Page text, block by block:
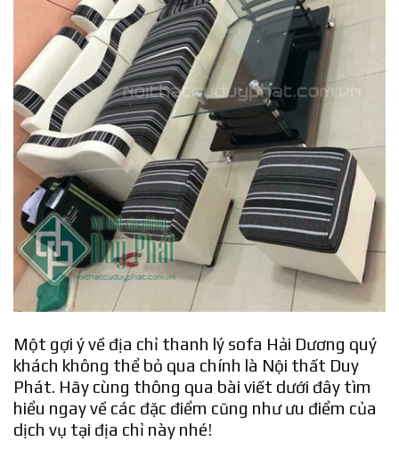
Một gợi ý về địa chỉ thanh lý sofa Hải Dương quý
khách không thể bỏ qua chính là Nội thất Duy
Phát. Hãy cùng thông qua bài viết dưới đây tìm
hiểu ngay về các đặc điểm cũng như ưu điểm của
dịch vụ tại địa chỉ này nhé!